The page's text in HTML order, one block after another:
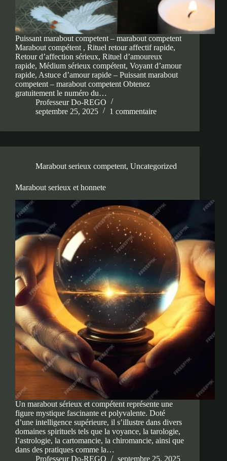
Puissant marabout competent – marabout competent
Marabout compétent , Rituel retour affectif rapide,
Retour d’affection sérieux, Rituel d’amoureux
rapide, Médium sérieux compétent, Voyant d’amour
rapide, Astuce d’amour rapide – Puissant marabout
competent – marabout competent Obtenez
gratuitement le numéro du…
Professeur Do-REGO
septembre 25, 2025
1 commentaire
Marabout serieux competent, Uncategorized
Marabout serieux et honnete
Un marabout sérieux et compétent représente une
figure mystique fascinante et polyvalente. Doté
d’une intelligence supérieure, il s’illustre dans divers
domaines spirituels tels que la voyance, la tarologie,
l’astrologie, la cartomancie, la chiromancie, ainsi que
dans des pratiques comme la…
Professeur Do-REGO
septembre 25, 2025